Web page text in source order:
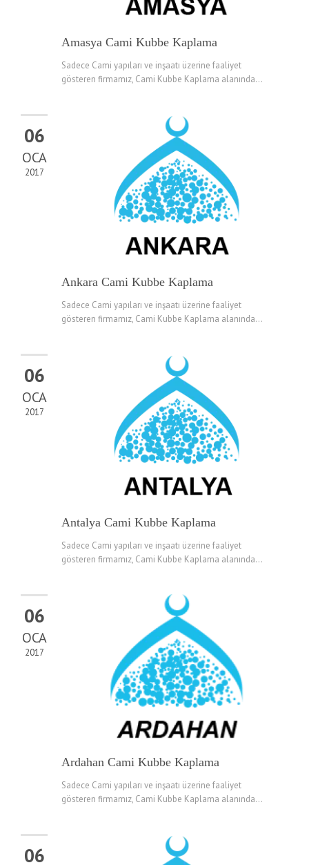
Amasya Cami Kubbe Kaplama
Sadece Cami yapıları ve inşaatı üzerine faaliyet
gösteren firmamız, Cami Kubbe Kaplama alanında...
06
OCA
2017
Ankara Cami Kubbe Kaplama
Sadece Cami yapıları ve inşaatı üzerine faaliyet
gösteren firmamız, Cami Kubbe Kaplama alanında...
06
OCA
2017
Antalya Cami Kubbe Kaplama
Sadece Cami yapıları ve inşaatı üzerine faaliyet
gösteren firmamız, Cami Kubbe Kaplama alanında...
06
OCA
2017
Ardahan Cami Kubbe Kaplama
Sadece Cami yapıları ve inşaatı üzerine faaliyet
gösteren firmamız, Cami Kubbe Kaplama alanında...
06